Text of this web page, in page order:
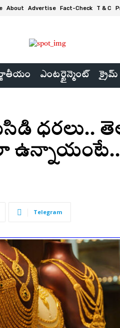
About Advertise Fact-Check T & C
ఎంటర్టైన్మెంట్ క్రైమ్
ధరలు..
ఎలా ఉన్నాయంటే..
Telegram